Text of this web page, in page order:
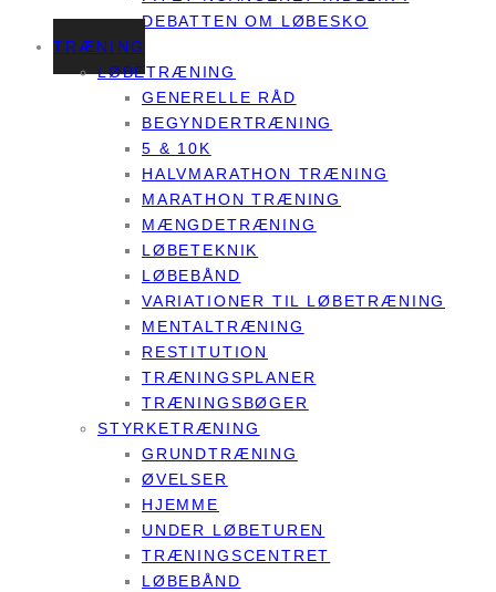
DEBATTEN OM LØBESKO
TRÆNING
LØBETRÆNING
GENERELLE RÅD
BEGYNDERTRÆNING
5 & 10K
HALVMARATHON TRÆNING
MARATHON TRÆNING
MÆNGDETRÆNING
LØBETEKNIK
LØBEBÅND
VARIATIONER TIL LØBETRÆNING
MENTALTRÆNING
RESTITUTION
TRÆNINGSPLANER
TRÆNINGSBØGER
STYRKETRÆNING
GRUNDTRÆNING
ØVELSER
HJEMME
UNDER LØBETUREN
TRÆNINGSCENTRET
LØBEBÅND